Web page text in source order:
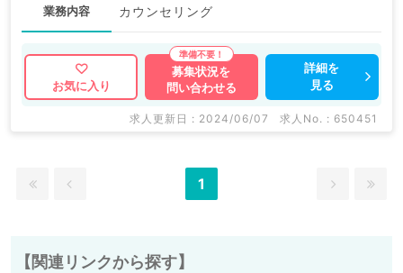
業務内容 カウンセリング
お気に入り
募集状況を
問い合わせる
詳細を
見る
求人更新日 : 2024/06/07 求人No. : 650451
1
【関連リンクから探す】